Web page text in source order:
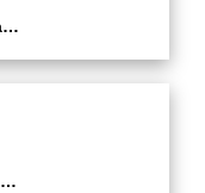
Semoga Kampungnya Makin Terang... Pemeliharaan Lampu PJU Kampung Terang Di Wilayah RT 02/04 Dan Rt -2/05 Kelurahan Batujaya Kecamatan Batuceper Kota Tangerang Oleh Satgas Kecamatan Batuceper
Sekretaris Kecamatan Batuceper Membuka Kegiatan Pembinaan FKTS Kecamatan Dan Pokja Kelurahan Sehat Di Ruang As Salam Kecamatan Batuceper Kota Tangerang